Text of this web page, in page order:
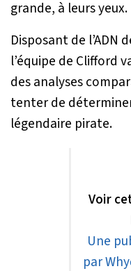
grande, à leurs yeux.
Disposant de l’ADN
l’équipe de Clifford
des analyses
tenter de
légendaire pirate.
Voir
Une
par